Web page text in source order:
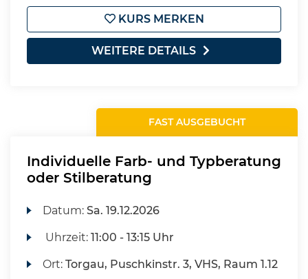
KURS MERKEN
WEITERE DETAILS
FAST AUSGEBUCHT
Individuelle Farb- und Typberatung
oder Stilberatung
Datum:Sa. 19.12.2026
Uhrzeit:11:00 - 13:15 Uhr
Ort:Torgau, Puschkinstr. 3, VHS, Raum 1.12